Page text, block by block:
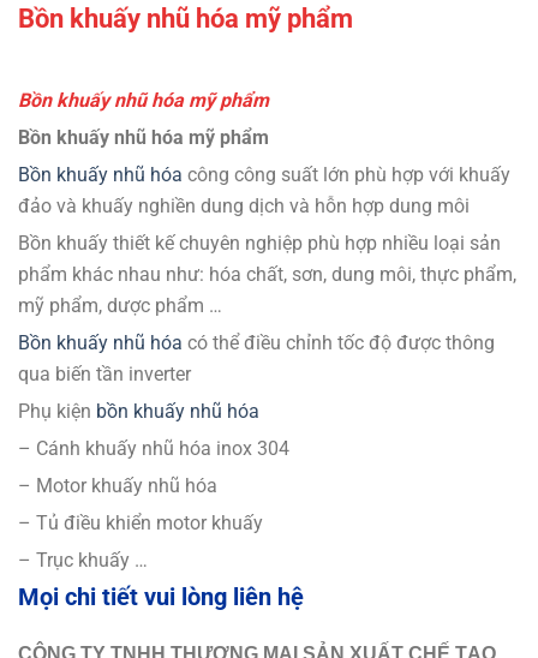
Bồn khuấy nhũ hóa mỹ phẩm
Bồn khuấy nhũ hóa mỹ phẩm
Bồn khuấy nhũ hóa mỹ phẩm
Bồn khuấy nhũ hóa công công suất lớn phù hợp với khuấy
đảo và khuấy nghiền dung dịch và hỗn hợp dung môi
Bồn khuấy thiết kế chuyên nghiệp phù hợp nhiều loại sản
phẩm khác nhau như: hóa chất, sơn, dung môi, thực phẩm,
mỹ phẩm, dược phẩm …
Bồn khuấy nhũ hóa có thể điều chỉnh tốc độ được thông
qua biến tần inverter
Phụ kiện bồn khuấy nhũ hóa
– Cánh khuấy nhũ hóa inox 304
– Motor khuấy nhũ hóa
– Tủ điều khiển motor khuấy
– Trục khuấy …
Mọi chi tiết vui lòng liên hệ
CÔNG TY TNHH THƯƠNG MẠI SẢN XUẤT CHẾ TẠO